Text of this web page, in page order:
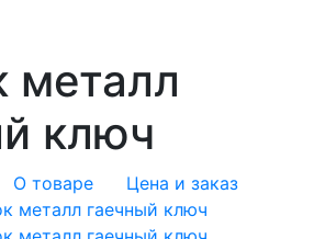
металл
ключ
О товаре Цена и заказ